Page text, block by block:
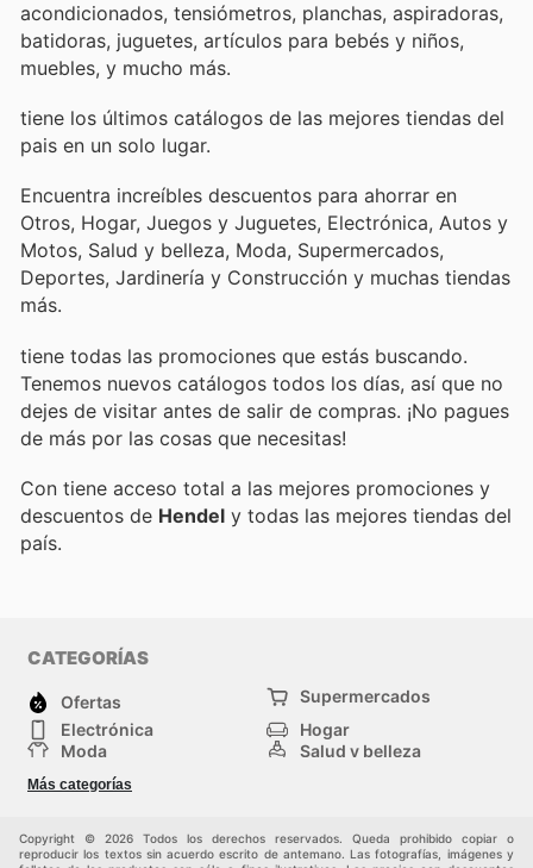
acondicionados, tensiómetros, planchas, aspiradoras,
batidoras, juguetes, artículos para bebés y niños,
muebles, y mucho más.
tiene los últimos catálogos de las mejores tiendas del
pais en un solo lugar.
Encuentra increíbles descuentos para ahorrar en
Otros, Hogar, Juegos y Juguetes, Electrónica, Autos y
Motos, Salud y belleza, Moda, Supermercados,
Deportes, Jardinería y Construcción y muchas tiendas
más.
tiene todas las promociones que estás buscando.
Tenemos nuevos catálogos todos los días, así que no
dejes de visitar antes de salir de compras. ¡No pagues
de más por las cosas que necesitas!
Con tiene acceso total a las mejores promociones y
descuentos de Hendel y todas las mejores tiendas del
país.
CATEGORÍAS
Ofertas
Supermercados
Electrónica
Hogar
Moda
Salud y belleza
Deportes
Más categorías
Copyright © 2026 Todos los derechos reservados. Queda prohibido copiar o
reproducir los textos sin acuerdo escrito de antemano. Las fotografías, imágenes y